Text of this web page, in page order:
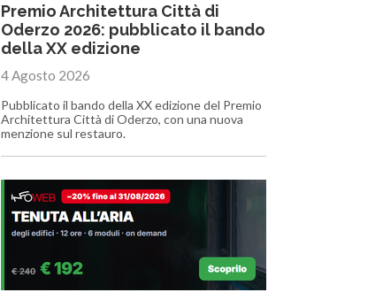
Premio Architettura Città di
Oderzo 2026: pubblicato il bando
della XX edizione
4 Agosto 2026
Pubblicato il bando della XX edizione del Premio
Architettura Città di Oderzo, con una nuova
menzione sul restauro.